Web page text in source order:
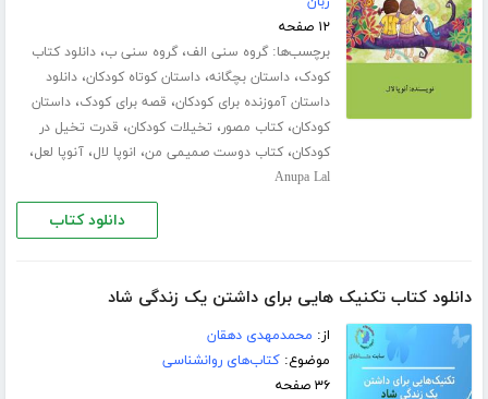
۱۲ صفحه
برچسب‌ها:گروه سنی الف،گروه سنی ب،دانلود کتاب
کودک،داستان بچگانه،داستان کوتاه کودکان،دانلود
داستان آموزنده برای کودکان، قصه برای کودک،داستان
کودکان،کتاب مصور، تخیلات کودکان، قدرت تخیل در
کودکان،کتاب دوست صمیمی من، انوپا لال،آنوپا لعل،
Anupa Lal
دانلود کتاب
دانلود کتاب تکنیک هایی برای داشتن یک زندگی شاد
از: محمدمهدی دهقان
موضوع:کتاب‌های روانشناسی
۳۶ صفحه